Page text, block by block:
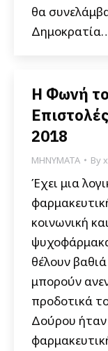
θα
Η Φωνή
2018
ΜΗΝΥΜΑΤΑ By
Έχει μια
κοινωνική
θέλουν
μπορούν
προδοτικά
Δούρου ήταν